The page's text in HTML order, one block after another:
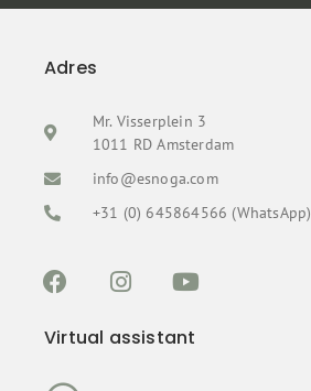
Adres
Mr. Visserplein 3
1011 RD Amsterdam
info@esnoga.com
+31 (0) 645864566 (WhatsApp)
Virtual assistant